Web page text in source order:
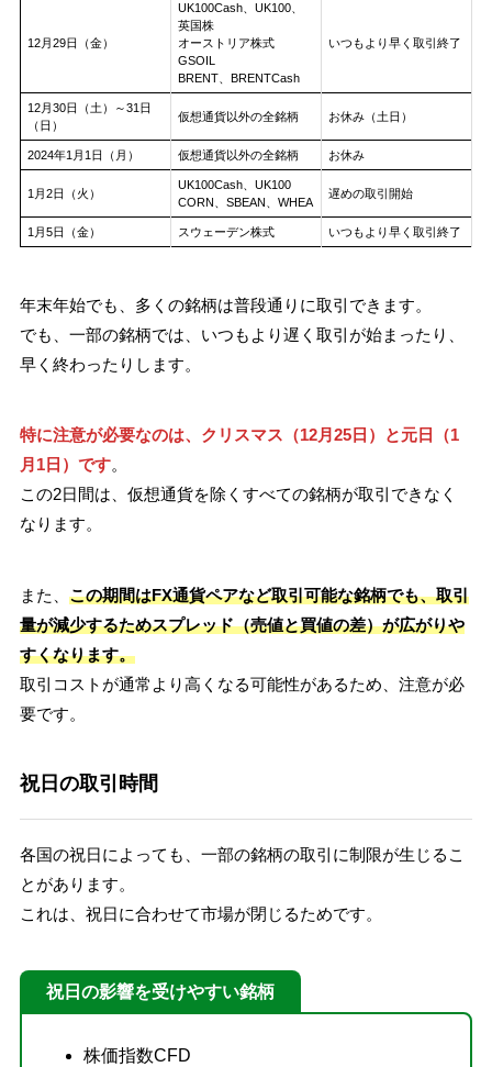
12月29日（金）
UK100Cash、UK100、
英国株
オーストリア株式
GSOIL
BRENT、BRENTCash
いつもより早く取引終了
12月30日（土）～31日
（日）
仮想通貨以外の全銘柄 お休み（土日）
2024年1月1日（月） 仮想通貨以外の全銘柄 お休み
1月2日（火）
UK100Cash、UK100
CORN、SBEAN、WHEA
遅めの取引開始
1月5日（金） スウェーデン株式 いつもより早く取引終了
年末年始でも、多くの銘柄は普段通りに取引できます。
でも、一部の銘柄では、いつもより遅く取引が始まったり、
早く終わったりします。
特に注意が必要なのは、クリスマス（12月25日）と元日（1
月1日）です。
この2日間は、仮想通貨を除くすべての銘柄が取引できなく
なります。
また、 この期間はFX通貨ペアなど取引可能な銘柄でも、取引
量が減少するためスプレッド（売値と買値の差）が広がりや
すくなります。
取引コストが通常より高くなる可能性があるため、注意が必
要です。
祝日の取引時間
各国の祝日によっても、一部の銘柄の取引に制限が生じるこ
とがあります。
これは、祝日に合わせて市場が閉じるためです。
祝日の影響を受けやすい銘柄
株価指数CFD